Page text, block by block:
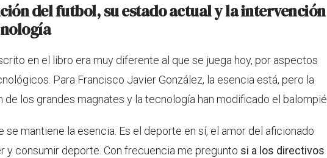
del futbol, su estado actual y la intervención
en el libro era muy diferente al que se juega hoy, por aspectos
Para Francisco Javier González, la esencia está, pero la
de los grandes magnates y la tecnología han modificado el balompié.
se mantiene la esencia. Es el deporte en sí, el amor del aficionado
y consumir deporte. Con frecuencia me pregunto si a los directivos